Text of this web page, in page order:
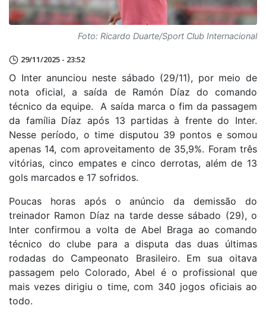
Foto: Ricardo Duarte/Sport Club Internacional
29/11/2025 - 23:52
O Inter anunciou neste sábado (29/11), por meio de
nota oficial, a saída de Ramón Díaz do comando
técnico da equipe. A saída marca o fim da passagem
da família Díaz após 13 partidas à frente do Inter.
Nesse período, o time disputou 39 pontos e somou
apenas 14, com aproveitamento de 35,9%. Foram três
vitórias, cinco empates e cinco derrotas, além de 13
gols marcados e 17 sofridos.
Poucas horas após o anúncio da demissão do
treinador Ramon Díaz na tarde desse sábado (29), o
Inter confirmou a volta de Abel Braga ao comando
técnico do clube para a disputa das duas últimas
rodadas do Campeonato Brasileiro. Em sua oitava
passagem pelo Colorado, Abel é o profissional que
mais vezes dirigiu o time, com 340 jogos oficiais ao
todo.